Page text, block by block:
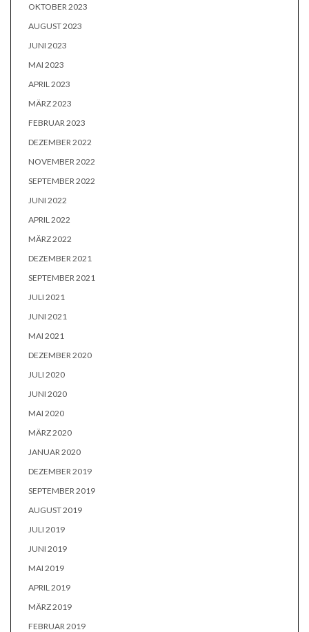
OKTOBER 2023
AUGUST 2023
JUNI 2023
MAI 2023
APRIL 2023
MÄRZ 2023
FEBRUAR 2023
DEZEMBER 2022
NOVEMBER 2022
SEPTEMBER 2022
JUNI 2022
APRIL 2022
MÄRZ 2022
DEZEMBER 2021
SEPTEMBER 2021
JULI 2021
JUNI 2021
MAI 2021
DEZEMBER 2020
JULI 2020
JUNI 2020
MAI 2020
MÄRZ 2020
JANUAR 2020
DEZEMBER 2019
SEPTEMBER 2019
AUGUST 2019
JULI 2019
JUNI 2019
MAI 2019
APRIL 2019
MÄRZ 2019
FEBRUAR 2019